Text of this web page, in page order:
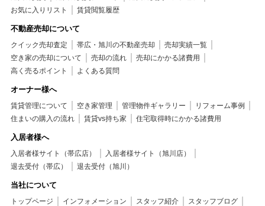
お気に入りリスト
賃貸閲覧履歴
不動産売却について
クイック売却査定 帯広・旭川の不動産売却
売却実績一覧
空き家の売却について
売却の流れ
売却にかかる諸費用
高く売るポイント
よくある質問
オーナー様へ
賃貸管理について 空き家管理 管理物件ギャラリー
リフォーム事例
住まいの購入の流れ
賃貸vs持ち家 住宅取得時にかかる諸費用
入居者様へ
入居者様サイト（帯広店）
入居者様サイト（旭川店）
退去受付（帯広）
退去受付（旭川）
当社について
トップページ インフォメーション スタッフ紹介
スタッフブログ